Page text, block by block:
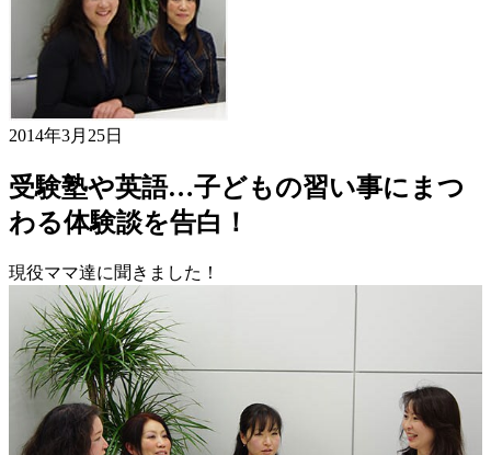
2014年3月25日
受験塾や英語…子どもの習い事にまつ
わる体験談を告白！
現役ママ達に聞きました！